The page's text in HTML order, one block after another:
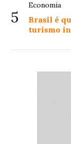
5
Economia
Brasil é
turismo